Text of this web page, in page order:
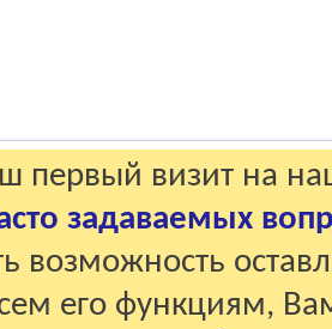
первый визит на
задаваемых
возможность
его функциям,